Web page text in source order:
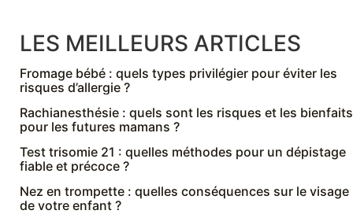
LES MEILLEURS ARTICLES
Fromage bébé : quels types privilégier pour éviter les
risques d’allergie ?
Rachianesthésie : quels sont les risques et les bienfaits
pour les futures mamans ?
Test trisomie 21 : quelles méthodes pour un dépistage
fiable et précoce ?
Nez en trompette : quelles conséquences sur le visage
de votre enfant ?